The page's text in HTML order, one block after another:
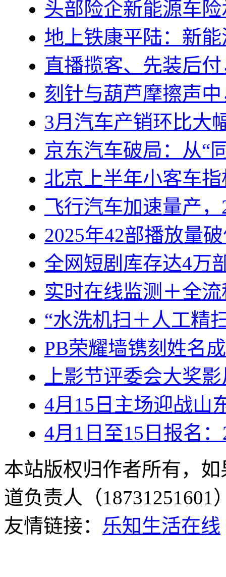
头部险企新能源车
地上铁康平陆：新
直播揽客、先装后
刻针与葫芦摩擦声
3月汽车产销环比大
京东汽车破局：从“
北京上半年小客车
飞行汽车加速量产
2025年42部播放量
全网短剧库存达4万
实时在线监测＋全
“水洗机扫＋人工精
PB荣耀墙镌刻姓名
上影节评委会大奖
4月15日主场迎战山
4月1日至15日报名
本站版权归作者所有，
道负责人（
友情链接： 乐知生活在线